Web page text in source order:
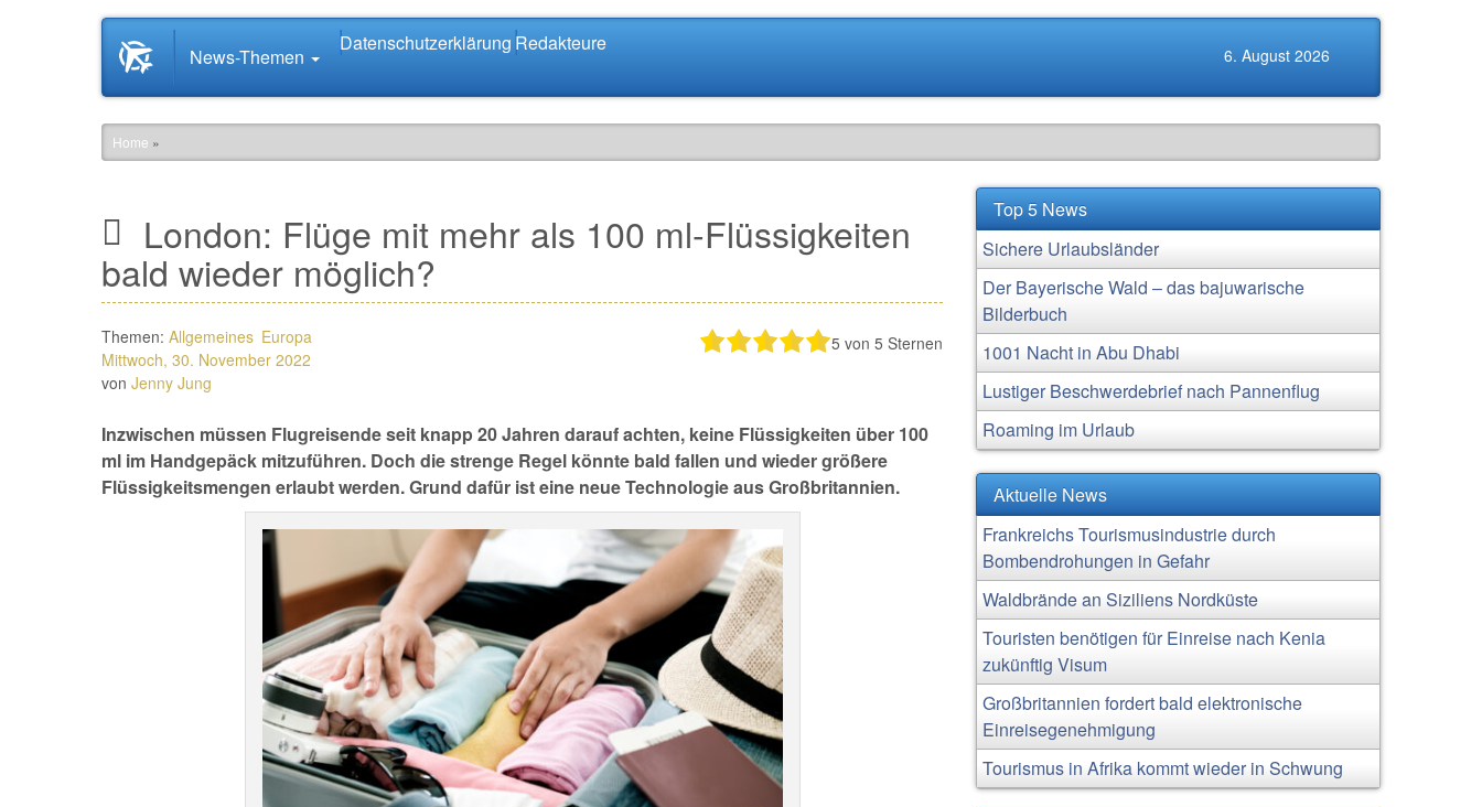
Startseite
News.Tourismus.com
News-Themen
Datenschutzerklärung Redakteure 6. August 2026
Home »
London: Flüge mit mehr als 100 ml-Flüssigkeiten
bald wieder möglich?
Themen: Allgemeines Europa
Mittwoch, 30. November 2022
von Jenny Jung
5 von 5 Sternen
Inzwischen müssen Flugreisende seit knapp 20 Jahren darauf achten, keine Flüssigkeiten über 100
ml im Handgepäck mitzuführen. Doch die strenge Regel könnte bald fallen und wieder größere
Flüssigkeitsmengen erlaubt werden. Grund dafür ist eine neue Technologie aus Großbritannien.
Top 5 News
Sichere Urlaubsländer
Der Bayerische Wald – das bajuwarische
Bilderbuch
1001 Nacht in Abu Dhabi
Lustiger Beschwerdebrief nach Pannenflug
Roaming im Urlaub
Aktuelle News
Frankreichs Tourismusindustrie durch
Bombendrohungen in Gefahr
Waldbrände an Siziliens Nordküste
Touristen benötigen für Einreise nach Kenia
zukünftig Visum
Großbritannien fordert bald elektronische
Einreisegenehmigung
Tourismus in Afrika kommt wieder in Schwung